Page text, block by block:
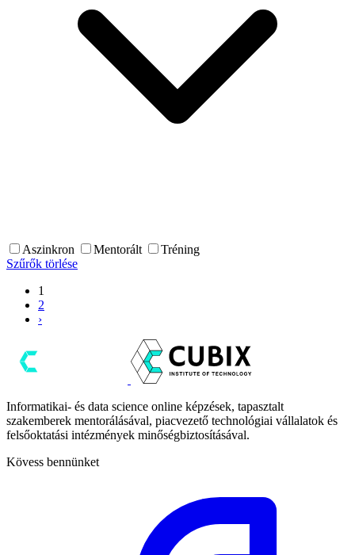
Aszinkron Mentorált
Tréning
Szűrők törlése
1
2
›
Informatikai- és data science online képzések, tapasztalt
szakemberek mentorálásával, piacvezető technológiai vállalatok és
felsőoktatási intézmények minőségbiztosításával.
Kövess bennünket